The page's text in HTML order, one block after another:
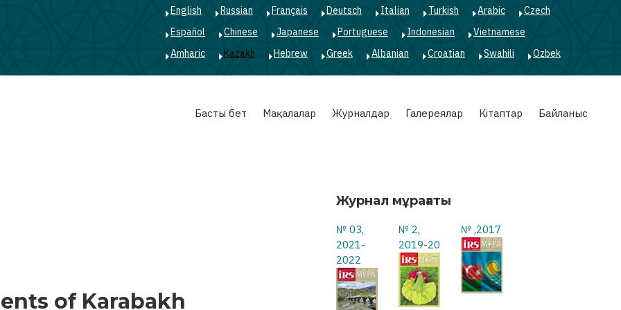
English Russian Français Deutsch Italian Turkish Arabic
Czech
Español
Chinese Japanese Portuguese Indonesian
Vietnamese
Amharic
Kazakh Hebrew Greek Albanian Croatian Swahili Ozbek
Басты бет Мақалалар Журналдар Галереялар Кітаптар Байланыс
of Karabakh
Журнал мұрағаты
№ 03,
2021-
2022
№ 2,
2019-20
№ ,2017